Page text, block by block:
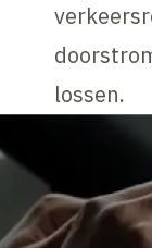
lossen.